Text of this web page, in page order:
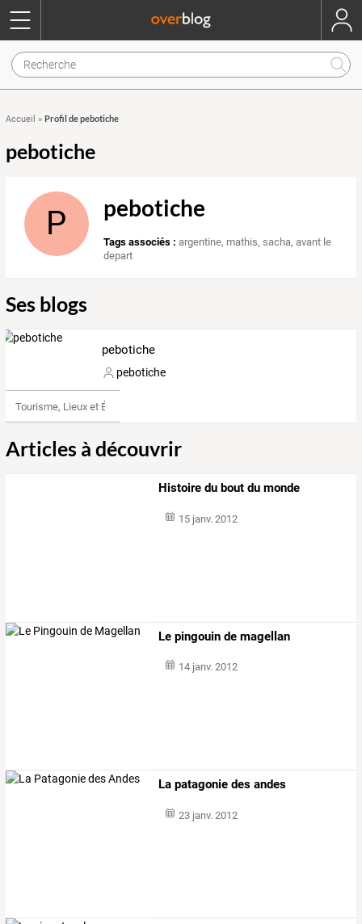
Accueil » Profil de pebotiche
pebotiche
P pebotiche
Tags associés : argentine, mathis,sacha,avant le
depart
Ses blogs
pebotiche
pebotiche
Tourisme, Lieux et Événements
Articles à découvrir
Histoire du bout du monde
15 janv. 2012
Le pingouin de magellan
14 janv. 2012
La patagonie des andes
23 janv. 2012